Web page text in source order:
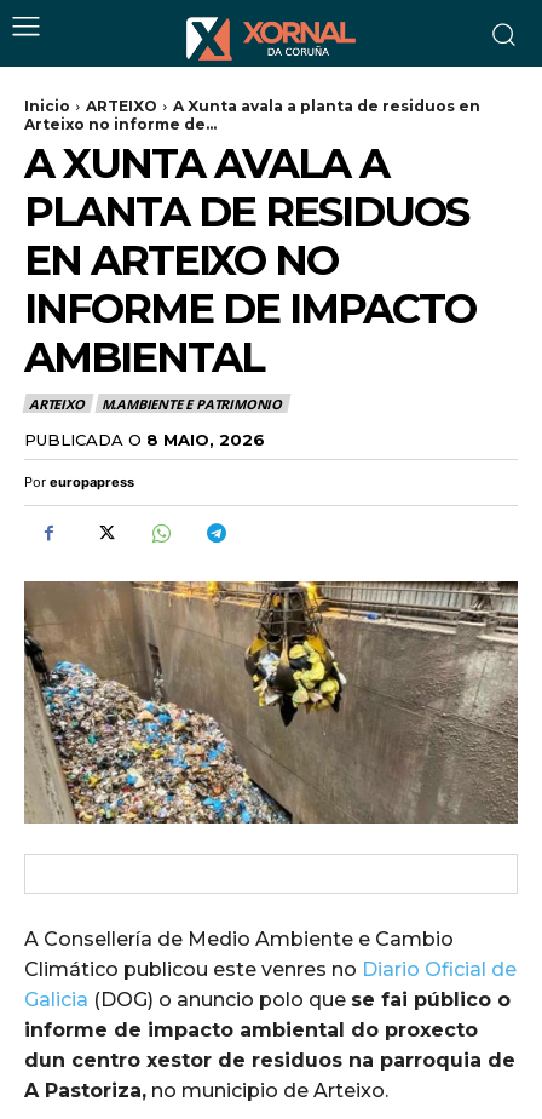
Inicio ARTEIXO
A Xunta avala a planta de residuos en
Arteixo no informe de...
A XUNTA AVALA A
PLANTA DE RESIDUOS
EN ARTEIXO NO
INFORME DE IMPACTO
AMBIENTAL
ARTEIXO M.AMBIENTE E PATRIMONIO
PUBLICADA O 8 MAIO, 2026
Por europapress
A Consellería de Medio Ambiente e Cambio
Climático publicou este venres no Diario Oficial de
Galicia (DOG) o anuncio polo que se fai público o
informe de impacto ambiental do proxecto
dun centro xestor de residuos na parroquia de
A Pastoriza, no municipio de Arteixo.